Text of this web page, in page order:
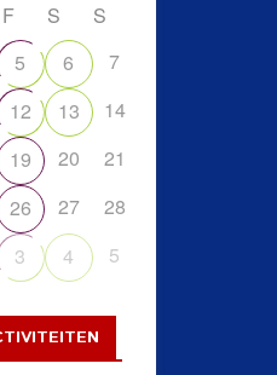
F S
S
5 6
7
12 13
14
19 20
21
26 27
28
3 4 5